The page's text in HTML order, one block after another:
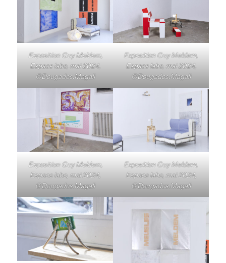
Exposition Guy Meldem,
Espace labo, mai 2024,
©Dougados.Magali
Exposition Guy Meldem,
Espace labo, mai 2024,
©Dougados.Magali
Exposition Guy Meldem,
Espace labo, mai 2024,
©Dougados.Magali
Exposition Guy Meldem,
Espace labo, mai 2024,
©Dougados.Magali